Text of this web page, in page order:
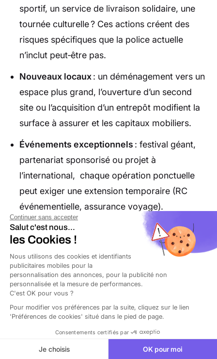
sportif, un service de livraison solidaire, une
tournée culturelle ? Ces actions créent des
risques spécifiques que la police actuelle
n’inclut peut‑être pas.
Nouveaux locaux: un déménagement vers un
espace plus grand, l’ouverture d’un second
site ou l’acquisition d’un entrepôt modifient la
surface à assurer et les capitaux mobiliers.
Événements exceptionnels : festival géant,
partenariat sponsorisé ou projet à
l’international, chaque opération ponctuelle
peut exiger une extension temporaire (RC
événementielle, assurance voyage).
Réflexe à adopter
: avant chaque projet
important, informez votre assureur afin de
vérifier que vous êtes bien couvert. De même,
signalez toute modification majeure dans le
mois qui suit pour éviter toute exclusion de
garantie.
Continuer sans accepter
Salut c'est nous...
les Cookies !
Nous utilisons des cookies et identifiants
publicitaires mobiles pour la
personnalisation des annonces, pour la publicité non
personnalisée et la mesure de performances.
C'est OK pour vous ?
Pour modifier vos préférences par la suite, cliquez sur le lien
'Préférences de cookies' situé dans le pied de page.
Consentements certifiés par
Je choisis OK pour moi